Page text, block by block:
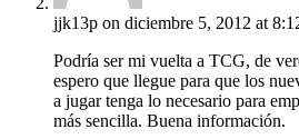
jjk13p on diciembre 5, 2012 at
Podría ser mi vuelta a TCG, de
espero que llegue para que los
a jugar tenga lo necesario para
más sencilla. Buena información.